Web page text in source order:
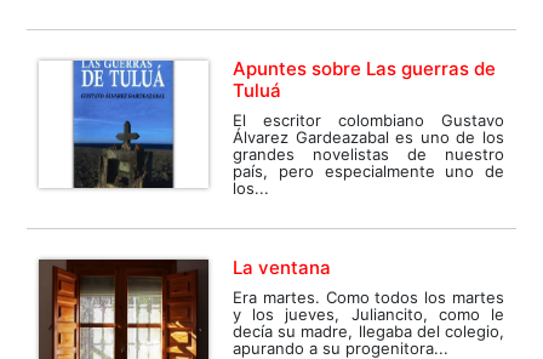
Apuntes sobre Las guerras de
Tuluá
El escritor colombiano Gustavo
Álvarez Gardeazabal es uno de los
grandes novelistas de nuestro
país, pero especialmente uno de
los...
La ventana
Era martes. Como todos los martes
y los jueves, Juliancito, como le
decía su madre, llegaba del colegio,
apurando a su progenitora...